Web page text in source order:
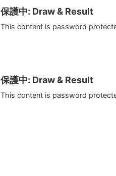
保護中: Draw & Result
This content is password
保護中: Draw & Result
This content is password